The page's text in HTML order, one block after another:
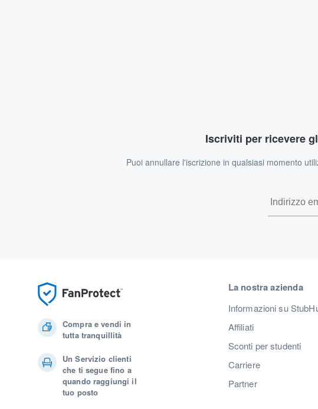
Iscriviti per ricevere
Puoi annullare l'iscrizione in qualsiasi momento
Compra e vendi in
tutta tranquillità
Un Servizio clienti
che ti segue fino a
quando raggiungi il
tuo posto
La nostra azienda
Informazioni su
Affiliati
Sconti per studenti
Carriere
Partner